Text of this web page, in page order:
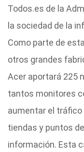
Todos.es de la
la sociedad de la
Como parte de
otros grandes
Acer aportará 225
tantos monitores
aumentar el
tiendas y puntos
información. Esta